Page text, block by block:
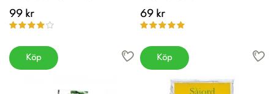
99 kr
Köp
69 kr
Köp